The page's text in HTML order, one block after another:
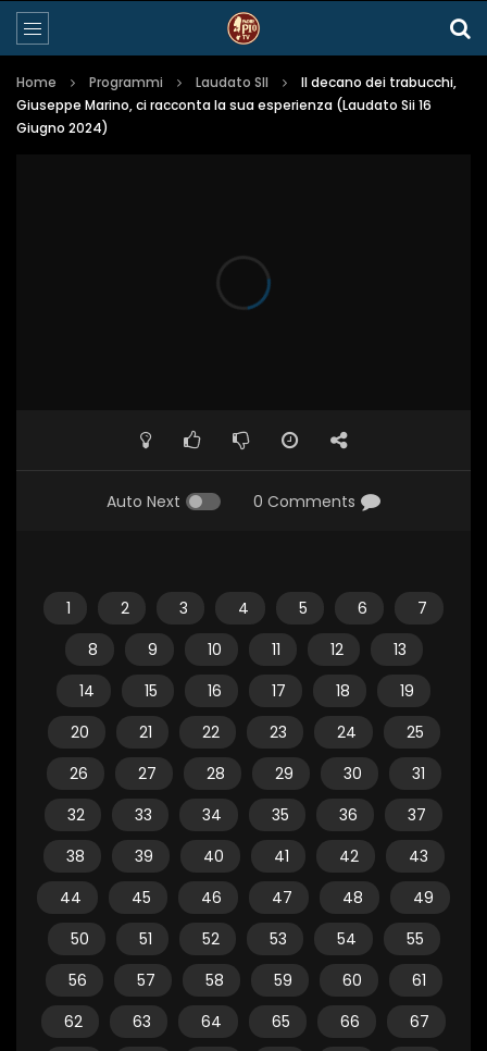
Home Programmi Laudato SII
Il decano dei trabucchi,
Giuseppe Marino, ci racconta la sua esperienza (Laudato Sii 16
Giugno 2024)
Auto Next 0 Comments
1 2 3 4 5 6
7
8
9 10 11 12
13
14
15 16 17 18
19
20
21 22 23 24
25
26
27 28 29 30
31
32
33 34 35 36
37
38
39 40 41 42
43
44
45 46 47 48
49
50
51 52 53 54
55
56
57 58 59 60
61
62
63 64 65 66
67